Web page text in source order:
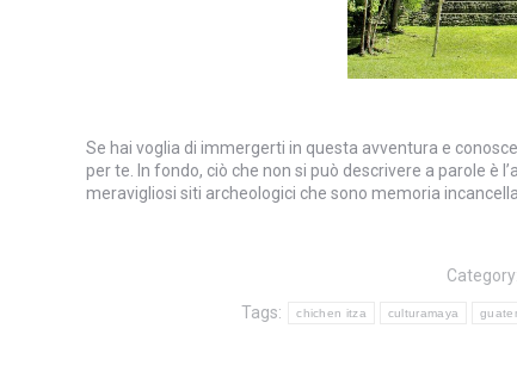
Se hai voglia di immergerti in questa avventura e
per te. In fondo, ciò che non si può descrivere a parole è
meravigliosi siti archeologici che sono memoria
Category:
Tags:
chichen itza culturamaya